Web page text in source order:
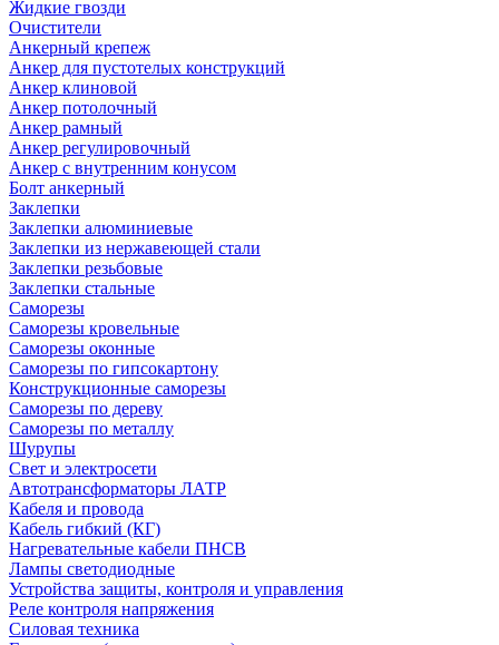
Жидкие гвозди
Очистители
Анкерный крепеж
Анкер для пустотелых конструкций
Анкер клиновой
Анкер потолочный
Анкер рамный
Анкер регулировочный
Анкер с внутренним конусом
Болт анкерный
Заклепки
Заклепки алюминиевые
Заклепки из нержавеющей стали
Заклепки резьбовые
Заклепки стальные
Саморезы
Саморезы кровельные
Саморезы оконные
Саморезы по гипсокартону
Конструкционные саморезы
Саморезы по дереву
Саморезы по металлу
Шурупы
Свет и электросети
Автотрансформаторы ЛАТР
Кабеля и провода
Кабель гибкий (КГ)
Нагревательные кабели ПНСВ
Лампы светодиодные
Устройства защиты, контроля и управления
Реле контроля напряжения
Силовая техника